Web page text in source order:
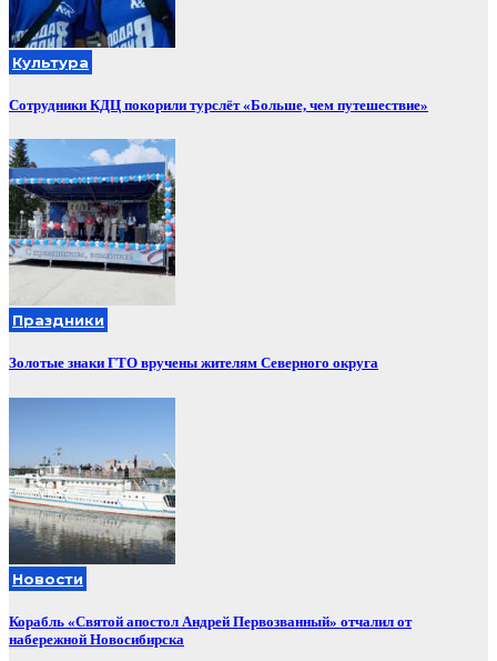
Культура
Сотрудники КДЦ покорили турслёт «Больше, чем путешествие»
Праздники
Золотые знаки ГТО вручены жителям Северного округа
Новости
Корабль «Святой апостол Андрей Первозванный» отчалил от
набережной Новосибирска